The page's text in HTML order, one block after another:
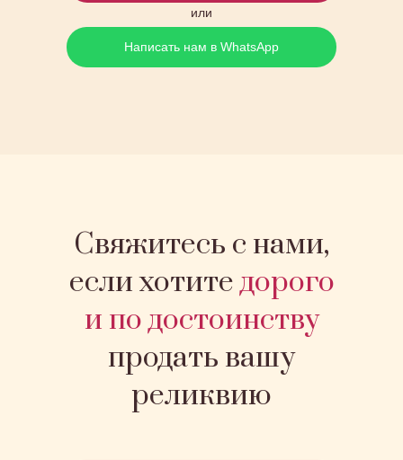
или
Написать нам в WhatsApp
Свяжитесь с нами,
если хотитедорого
и по достоинству
продать вашу
реликвию